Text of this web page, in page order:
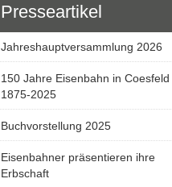
Presseartikel
Jahreshauptversammlung 2026
150 Jahre Eisenbahn in Coesfeld
1875-2025
Buchvorstellung 2025
Eisenbahner präsentieren ihre
Erbschaft